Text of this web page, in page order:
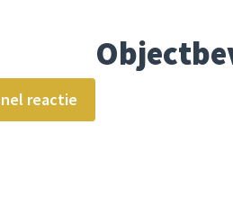
reactie